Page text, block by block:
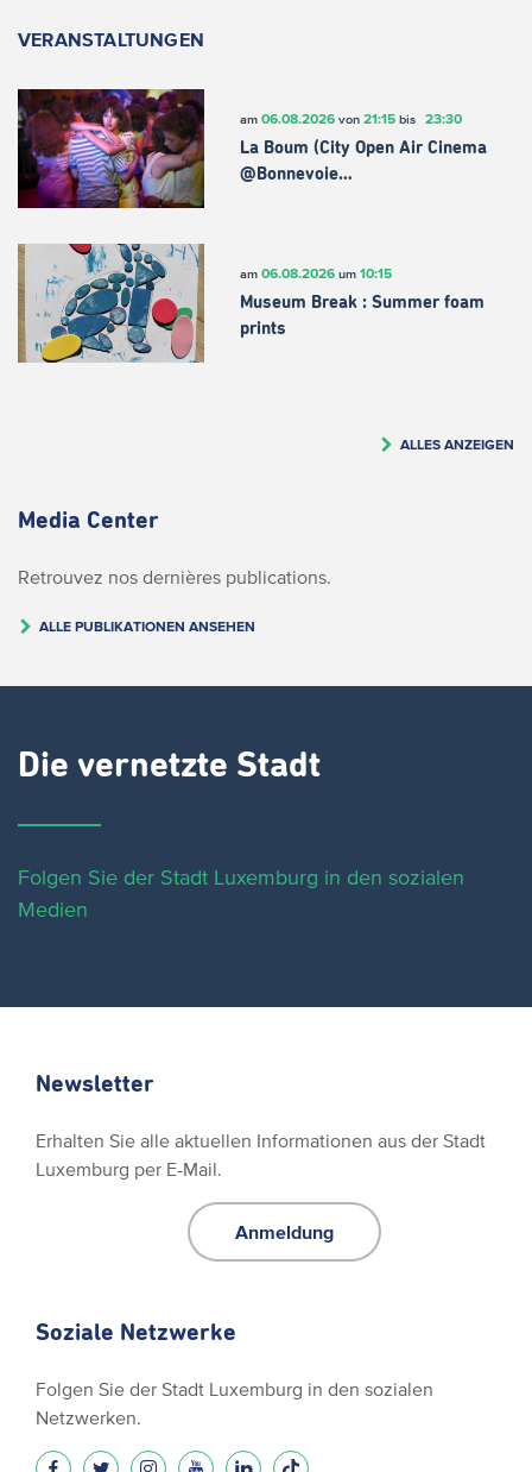
VERANSTALTUNGEN
am 06.08.2026von 21:15bis 23:30
La Boum (City Open Air Cinema
@Bonnevoie…
am 06.08.2026um 10:15
Museum Break : Summer foam
prints
ALLES ANZEIGEN
Media Center
Retrouvez nos dernières publications.
ALLE PUBLIKATIONEN ANSEHEN
Die vernetzte Stadt
Folgen Sie der Stadt Luxemburg in den sozialen
Medien
Newsletter
Erhalten Sie alle aktuellen Informationen aus der Stadt
Luxemburg per E-Mail.
Anmeldung
Soziale Netzwerke
Folgen Sie der Stadt Luxemburg in den sozialen
Netzwerken.